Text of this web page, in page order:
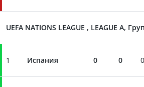
UEFA NATIONS LEAGUE , LEAGUE A,
1 Испания 0 0 0